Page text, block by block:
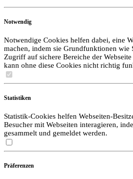
Notwendig
Notwendige Cookies helfen dabei, eine
machen, indem sie Grundfunktionen wie
Zugriff auf sichere Bereiche der
kann ohne diese Cookies nicht richtig
Statistiken
Statistik-Cookies helfen Webseiten-
Besucher mit Webseiten interagieren,
gesammelt und gemeldet werden.
Präferenzen